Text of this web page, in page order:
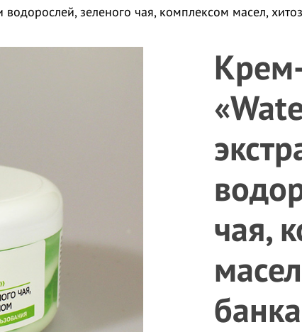
водорослей, зеленого чая, комплексом масел,
чая,